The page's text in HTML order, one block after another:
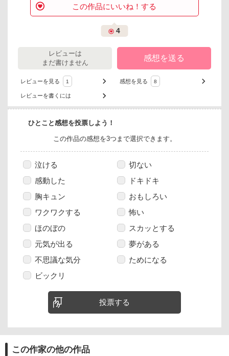
この作品にいいね！する
4
レビューは
まだ書けません
レビューを見る 1
レビューを書くには
感想を送る
感想を見る 8
ひとこと感想を投票しよう！
この作品の感想を3つまで選択できます。
泣ける
切ない
感動した
ドキドキ
胸キュン
おもしろい
ワクワクする
怖い
ほのぼの
スカッとする
元気が出る
夢がある
不思議な気分
ためになる
ビックリ
投票する
この作家の他の作品